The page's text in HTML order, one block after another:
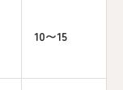
10〜15